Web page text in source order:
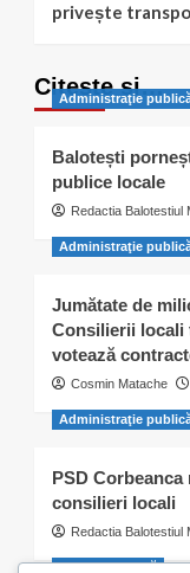
privește
Citește și…
Administraţie
Balotești
publice locale
Redactia Balotestiul
Administraţie
Jumătate de
Consilierii locali
votează
Cosmin Matache
Administraţie
PSD
consilieri locali
Redactia Balotestiul
Activitate civică